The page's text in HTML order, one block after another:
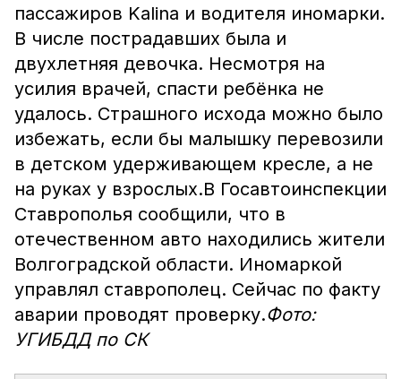
пассажиров Kalina и водителя иномарки.
В числе пострадавших была и
двухлетняя девочка. Несмотря на
усилия врачей, спасти ребёнка не
удалось. Страшного исхода можно было
избежать, если бы малышку перевозили
в детском удерживающем кресле, а не
на руках у взрослых.В Госавтоинспекции
Ставрополья сообщили, что в
отечественном авто находились жители
Волгоградской области. Иномаркой
управлял ставрополец. Сейчас по факту
аварии проводят проверку.Фото:
УГИБДД по СК